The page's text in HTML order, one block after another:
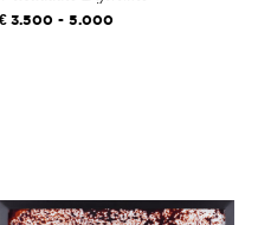
3.500 - 5.000